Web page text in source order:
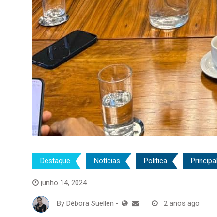
Destaque Notícias Política Principal
junho 14, 2024
By Débora Suellen - 2 anos ago